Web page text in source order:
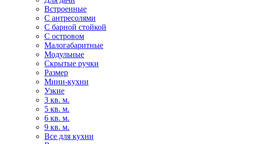
Встроенные
С антресолями
С барной стойкой
С островом
Малогабаритные
Модульные
Скрытые ручки
Размер
Мини-кухни
Узкие
3 кв. м.
5 кв. м.
6 кв. м.
9 кв. м.
Все для кухни